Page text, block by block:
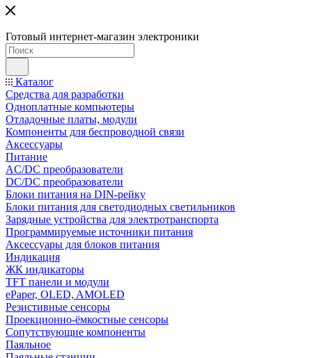
Готовый интернет-магазин электроники
Каталог
Средства для разработки
Одноплатные компьютеры
Отладочные платы, модули
Компоненты для беспроводной связи
Аксессуары
Питание
AC/DC преобразователи
DC/DC преобразователи
Блоки питания на DIN-рейку
Блоки питания для светодиодных светильников
Зарядные устройства для электротранспорта
Программируемые источники питания
Аксессуары для блоков питания
Индикация
ЖК индикаторы
TFT панели и модули
ePaper, OLED, AMOLED
Резистивные сенсоры
Проекционно-ёмкостные сенсоры
Сопутствующие компоненты
Паяльное